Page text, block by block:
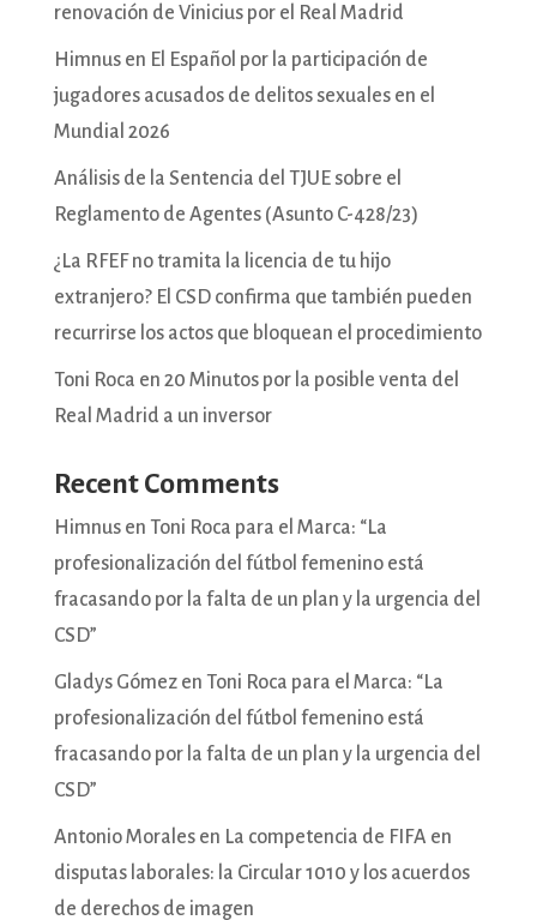
renovación de Vinicius por el Real Madrid
Himnus en El Español por la participación de
jugadores acusados de delitos sexuales en el
Mundial 2026
Análisis de la Sentencia del TJUE sobre el
Reglamento de Agentes (Asunto C-428/23)
¿La RFEF no tramita la licencia de tu hijo
extranjero? El CSD confirma que también pueden
recurrirse los actos que bloquean el procedimiento
Toni Roca en 20 Minutos por la posible venta del
Real Madrid a un inversor
Recent Comments
Himnusen Toni Roca para el Marca: “La
profesionalización del fútbol femenino está
fracasando por la falta de un plan y la urgencia del
CSD”
Gladys Gómezen Toni Roca para el Marca: “La
profesionalización del fútbol femenino está
fracasando por la falta de un plan y la urgencia del
CSD”
Antonio Moralesen La competencia de FIFA en
disputas laborales: la Circular 1010 y los acuerdos
de derechos de imagen